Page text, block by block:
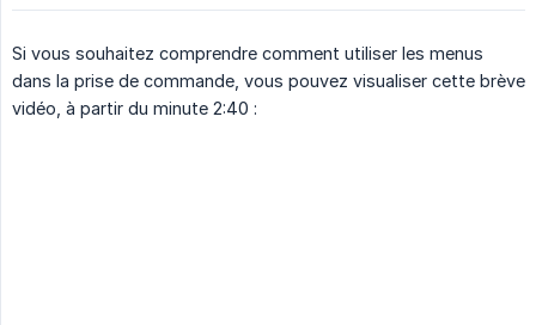
Si vous souhaitez comprendre comment utiliser les menus
dans la prise de commande, vous pouvez visualiser cette brève
vidéo, à partir du minute 2:40 :